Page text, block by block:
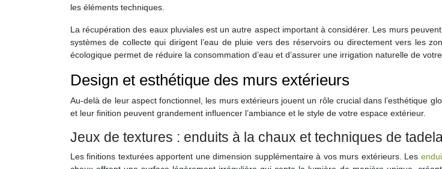
les éléments techniques.
La récupération des eaux pluviales est un autre aspect important à considérer. Les murs
systèmes de collecte qui dirigent l’eau de pluie vers des réservoirs ou directement vers les
écologique permet de réduire la consommation d’eau et d’assurer une irrigation naturelle de
Design et esthétique des murs extérieurs
Au-delà de leur aspect fonctionnel, les murs extérieurs jouent un rôle crucial dans l’esthétique
et leur finition peuvent grandement influencer l’ambiance et le style de votre espace extérieur.
Jeux de textures : enduits à la chaux et techniques de
Les finitions texturées apportent une dimension supplémentaire à vos murs extérieurs. Les